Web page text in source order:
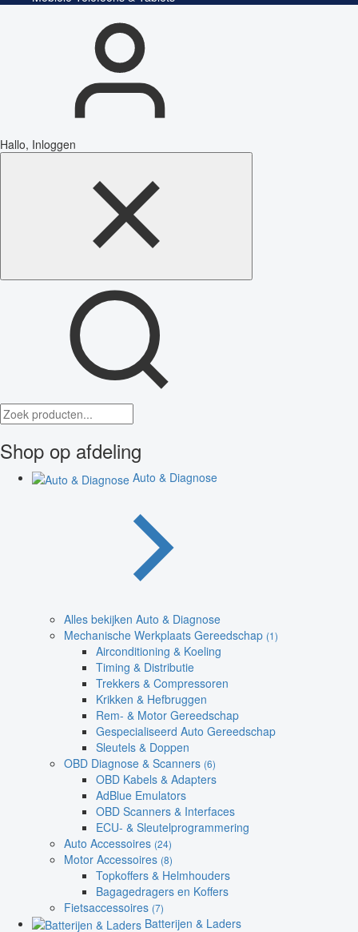
Hallo, Inloggen
Shop op afdeling
Auto & Diagnose
Alles bekijken Auto & Diagnose
Mechanische Werkplaats Gereedschap (1)
Airconditioning & Koeling
Timing & Distributie
Trekkers & Compressoren
Krikken & Hefbruggen
Rem- & Motor Gereedschap
Gespecialiseerd Auto Gereedschap
Sleutels & Doppen
OBD Diagnose & Scanners (6)
OBD Kabels & Adapters
AdBlue Emulators
OBD Scanners & Interfaces
ECU- & Sleutelprogrammering
Auto Accessoires (24)
Motor Accessoires (8)
Topkoffers & Helmhouders
Bagagedragers en Koffers
Fietsaccessoires (7)
Batterijen & Laders